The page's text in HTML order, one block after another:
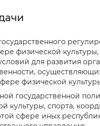
физической культуры,
для развития
физической
государственной
культуры, спорта,
сфере иных